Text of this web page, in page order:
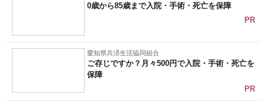
0歳から85歳まで入院・手術・死亡を保障
PR
愛知県共済生活協同組合
ご存じですか？月々500円で入院・手術・死亡を
保障
PR